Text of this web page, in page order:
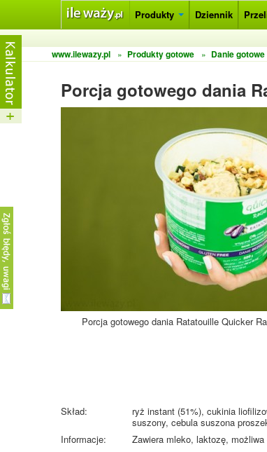
Produkty Dziennik
www.ilewazy.pl
» Produkty gotowe » Danie
Porcja gotowego dania
Porcja gotowego dania Ratatouille Quicker
Skład:
ryż instant (51%), cukinia
suszony, cebula suszona
Informacje:
Zawiera mleko, laktozę,